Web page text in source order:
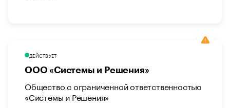
ДЕЙСТВУЕТ
ООО «Системы и Решения»
Общество с ограниченной ответственностью
«Системы и Решения»